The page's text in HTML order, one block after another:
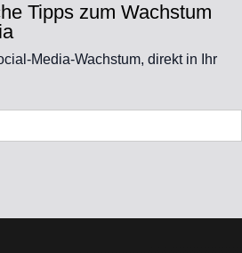
Tipps zum Wachstum
Media-Wachstum, direkt in Ihr